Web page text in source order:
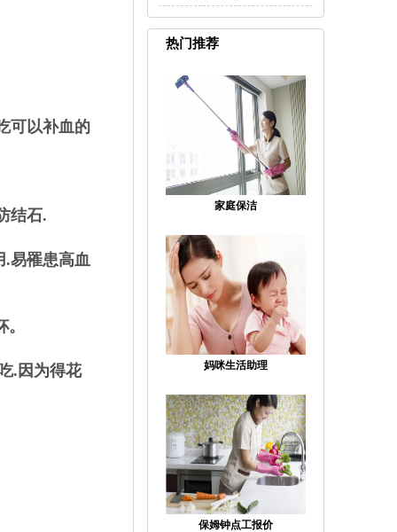
热门推荐
家庭保洁
妈咪生活助理
保姆钟点工报价
可以补血的
结石.
.易罹患高血
.因为得花